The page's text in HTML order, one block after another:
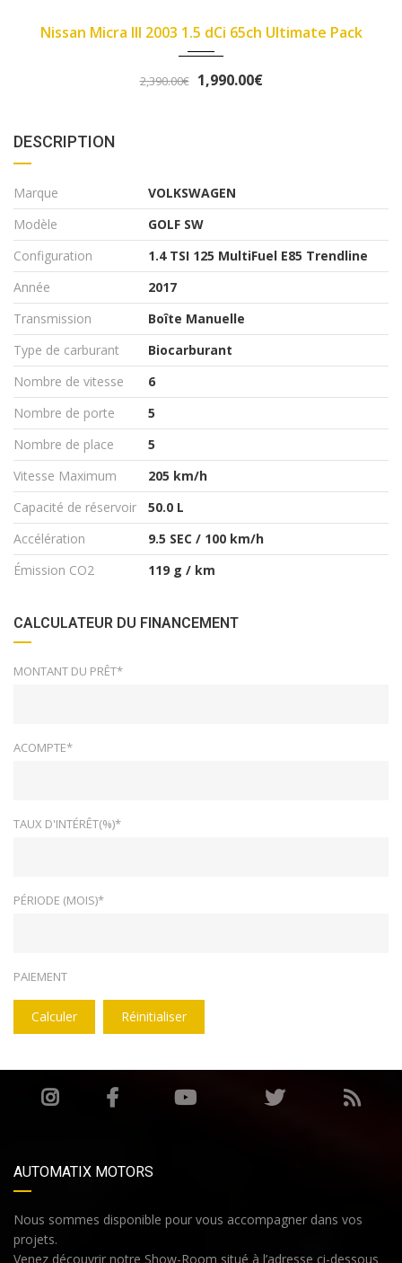
1.5 dCi 65ch Ultimate Pack Fiat Panda II
DESCRIPTION
Marque
VOLKSWAGEN
Modèle
GOLF SW
Configuration
1.4 TSI 125 MultiFuel E85 Trendline
Année
2017
Transmission
Boîte Manuelle
Type de carburant
Biocarburant
Nombre de vitesse
6
Nombre de porte
5
Nombre de place
5
Vitesse Maximum
205 km/h
Capacité de réservoir
50.0 L
Accélération
9.5 SEC / 100 km/h
Émission CO2
119 g / km
CALCULATEUR DU FINANCEMENT
MONTANT DU PRÊT*
ACOMPTE*
TAUX D'INTÉRÊT(%)*
PÉRIODE (MOIS)*
PAIEMENT
Calculer Réinitialiser
AUTOMATIX MOTORS
Nous sommes disponible pour vous accompagner dans vos
projets.
Venez découvrir notre Show-Room situé à l’adresse ci-dessous